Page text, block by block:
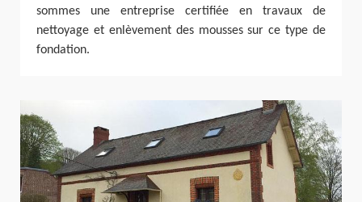
sommes une entreprise certifiée en travaux de
nettoyage et enlèvement des mousses sur ce type de
fondation.